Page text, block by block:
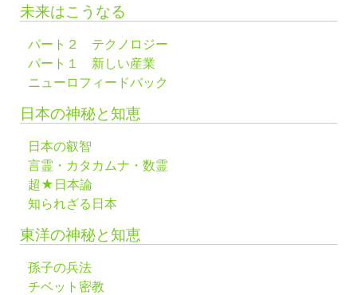
未来はこうなる
パート２ テクノロジー
パート１ 新しい産業
ニューロフィードバック
日本の神秘と知恵
日本の叡智
言霊・カタカムナ・数霊
超★日本論
知られざる日本
東洋の神秘と知恵
孫子の兵法
チベット密教